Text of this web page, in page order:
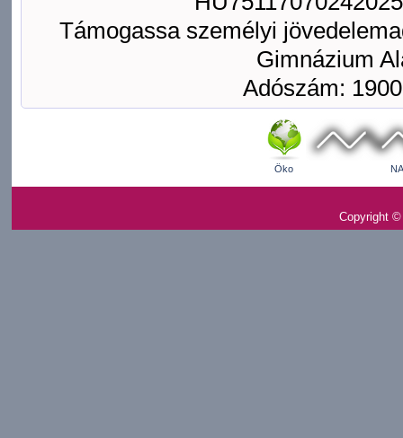
Támogassa személyi
Gimnázium
Adószám:
Öko
Copyright